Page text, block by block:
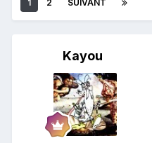
1 2 SUIVANT
Kayou